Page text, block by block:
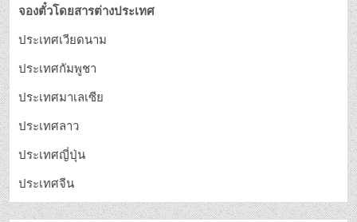
จองตั๋วโดยสารต่างประเทศ
ประเทศเวียดนาม
ประเทศกัมพูชา
ประเทศมาเลเซีย
ประเทศลาว
ประเทศญี่ปุ่น
ประเทศจีน